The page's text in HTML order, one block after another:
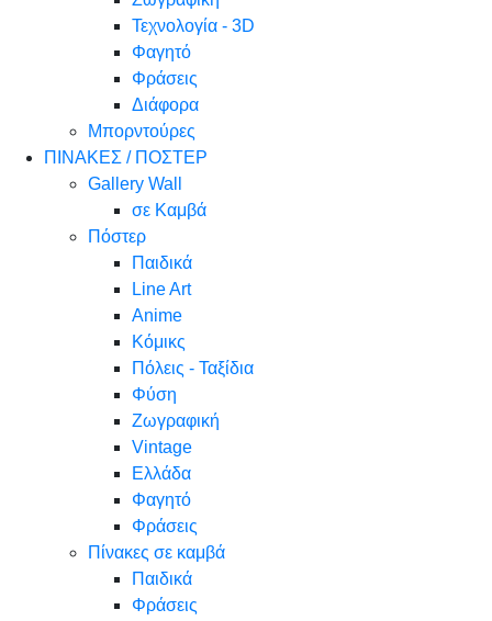
Τεχνολογία - 3D
Φαγητό
Φράσεις
Διάφορα
Μπορντούρες
ΠΙΝΑΚΕΣ / ΠΟΣΤΕΡ
Gallery Wall
σε Καμβά
Πόστερ
Παιδικά
Line Art
Anime
Κόμικς
Πόλεις - Ταξίδια
Φύση
Ζωγραφική
Vintage
Ελλάδα
Φαγητό
Φράσεις
Πίνακες σε καμβά
Παιδικά
Φράσεις